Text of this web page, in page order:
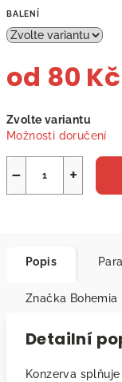
BALENÍ
od 80 Kč
cena:
Zvolte variantu
Možnosti doručení
+
−
Popis
Značka Bohemia
Detailní
Konzerva